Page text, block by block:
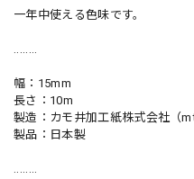
一年中使える色味です。
幅：15mm
長さ：10m
製造：カモ井加工紙株式会社（
製品：日本製